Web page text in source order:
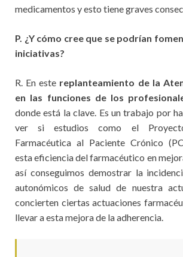
medicamentos y esto tiene graves
P. ¿Y cómo cree que se podrían
iniciativas?
R. En este replanteamiento de la
en las funciones de los
donde está la clave. Es un trabajo por
ver si estudios como el
Farmacéutica al Paciente Crónico
esta eficiencia del farmacéutico en
así conseguimos demostrar la
autonómicos de salud de nuestra
concierten ciertas actuaciones
llevar a esta mejora de la adherencia.